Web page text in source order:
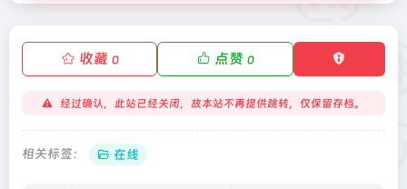
收藏 0 点赞 0
经过确认，此站已经关闭，故本站不再提供跳转，仅保留存档。
相关标签： 在线